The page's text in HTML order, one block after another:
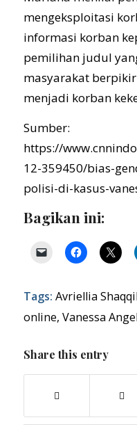
mengeksploitasi
informasi korban
pemilihan judul
masyarakat berpikir
menjadi korban
Sumber:
https://
12-359450/bias-
polisi-di-kasus-
Bagikan ini:
Tags: Avriellia
online, Vanessa
Share this entry